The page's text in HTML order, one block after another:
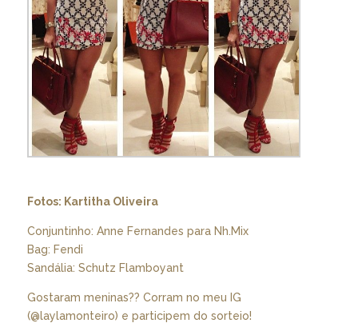
Fotos: Kartitha Oliveira
Conjuntinho: Anne Fernandes para Nh.Mix
Bag: Fendi
Sandália: Schutz Flamboyant
Gostaram meninas?? Corram no meu IG
(@laylamonteiro) e participem do sorteio!